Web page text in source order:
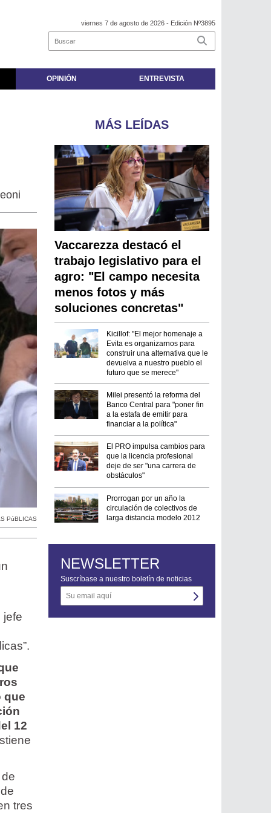
viernes 7 de agosto de 2026 - Edición Nº3895
OPINIÓN ENTREVISTA
PúBLICAS
jefe
que
12
tres
MÁS LEÍDAS
Vaccarezza destacó el
trabajo legislativo para el
agro: "El campo necesita
menos fotos y más
soluciones concretas"
Kicillof: "El mejor homenaje a
Evita es organizarnos para
construir una alternativa que le
devuelva a nuestro pueblo el
futuro que se merece"
Milei presentó la reforma del
Banco Central para "poner fin
a la estafa de emitir para
financiar a la política"
El PRO impulsa cambios para
que la licencia profesional
deje de ser "una carrera de
obstáculos"
Prorrogan por un año la
circulación de colectivos de
larga distancia modelo 2012
NEWSLETTER
Suscríbase a nuestro boletín de noticias